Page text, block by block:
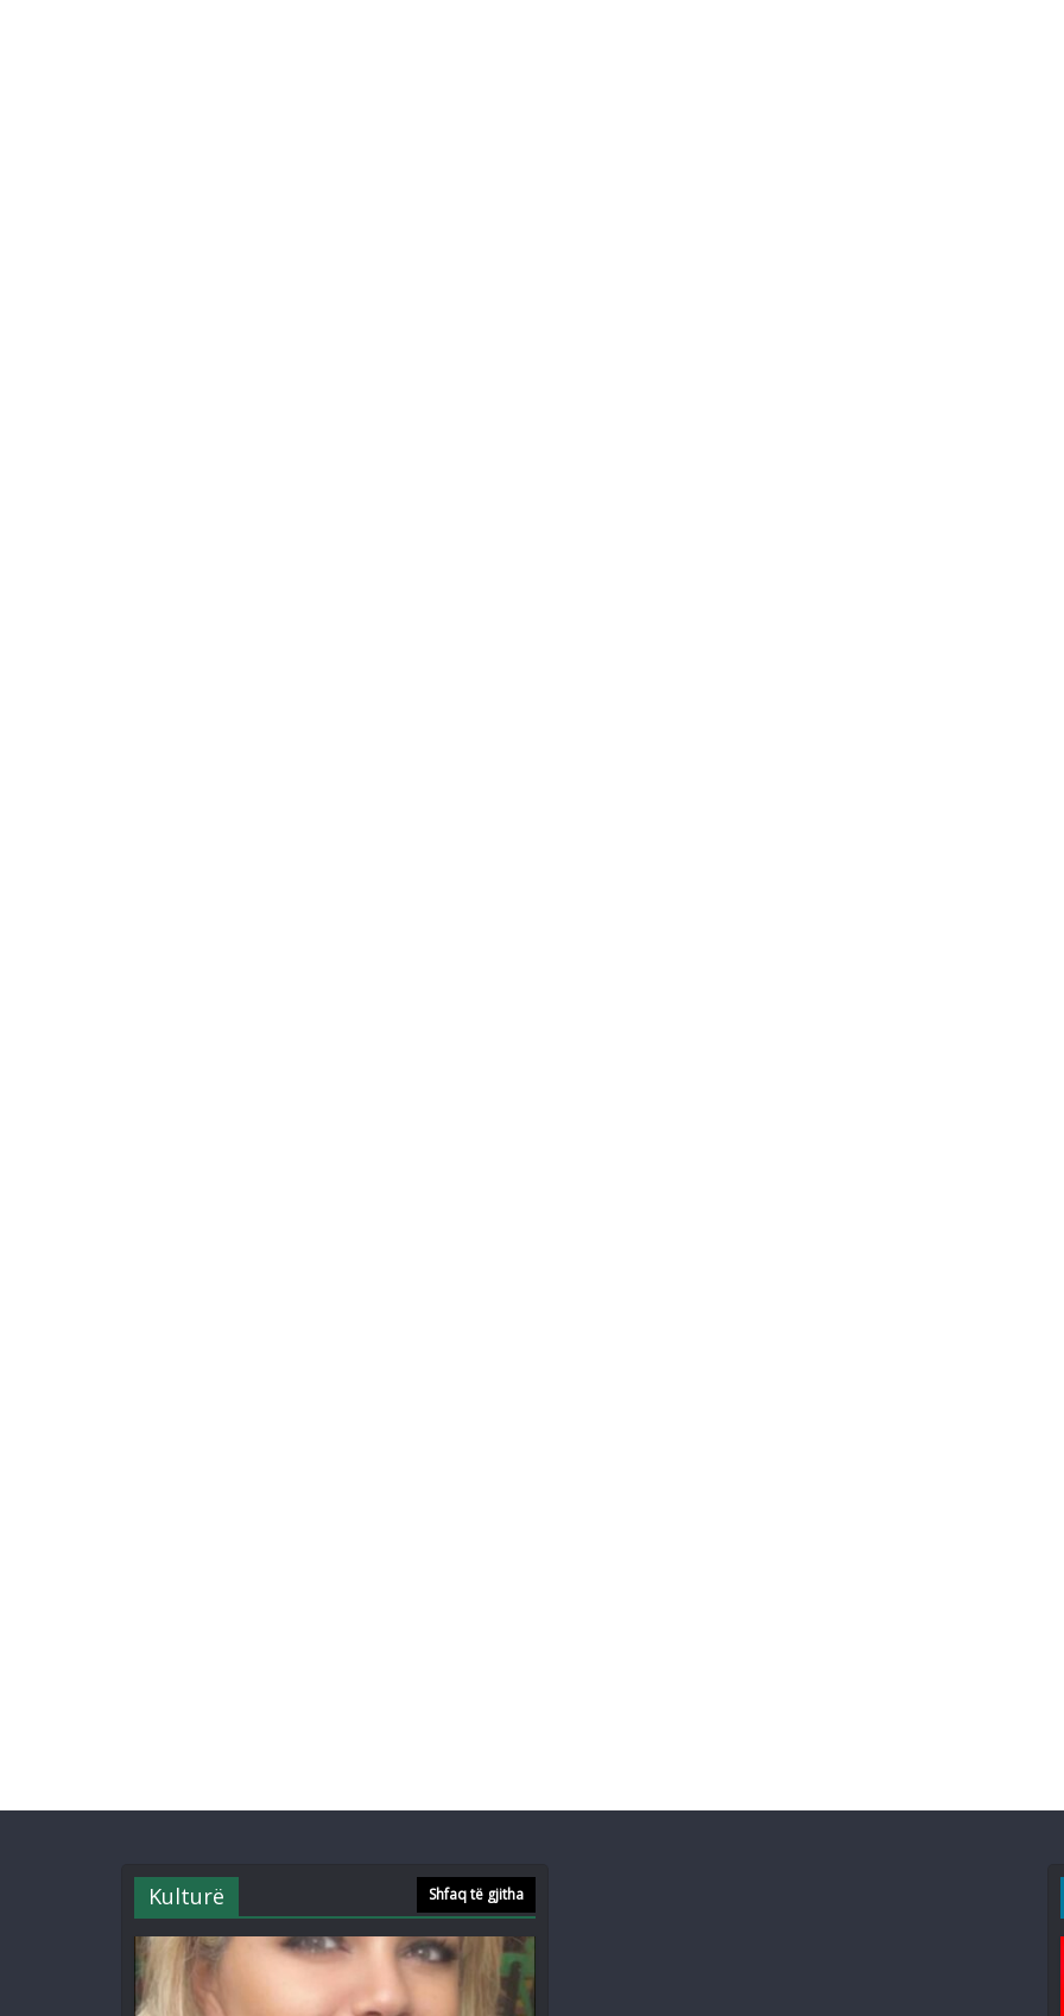
Kulturë Shfaq të gjitha